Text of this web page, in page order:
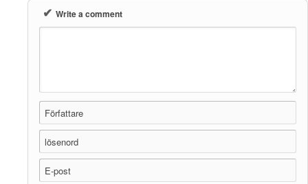
✔ Write a comment
Författare
lösenord
E-post